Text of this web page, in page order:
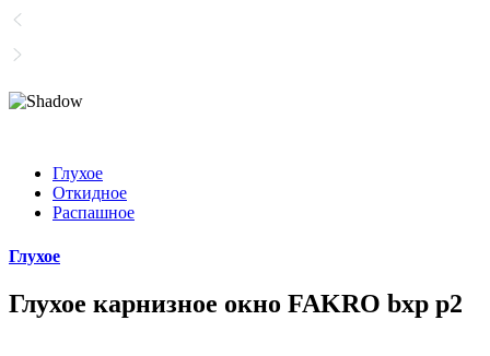
Глухое
Откидное
Распашное
Глухое
Глухое карнизное окно FAKRO bxp p2